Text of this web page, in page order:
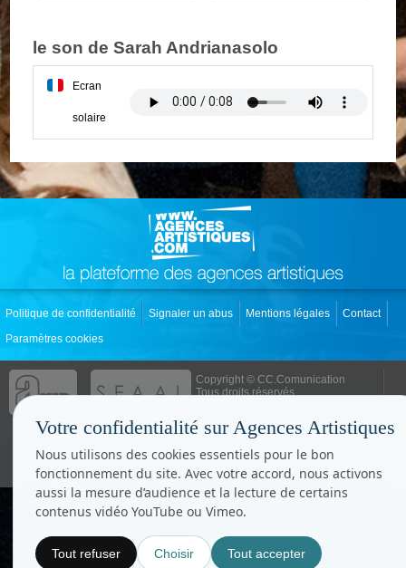
le son de Sarah Andrianasolo
Ecran
solaire
Politique de confidentialité Signaler un abus Mentions légales
Contact
Paramètres cookies
Copyright © CC.Comunication
Tous droits réservés
Votre confidentialité sur Agences Artistiques
Nous utilisons des cookies essentiels pour le bon
fonctionnement du site. Avec votre accord, nous activons
aussi la mesure d’audience et la lecture de certains
contenus vidéo YouTube ou Vimeo.
Tout refuser Choisir Tout accepter